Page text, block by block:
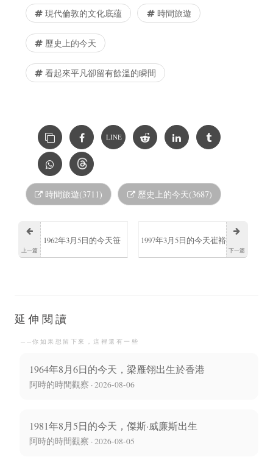
現代倫敦的文化底蘊 時間旅遊
歷史上的今天
看起來平凡卻留有餘溫的瞬間
LINE
時間旅遊(3711) 歷史上的今天(3687)
上一篇
1962年3月5日的今天笹
位生物學家和醫學家
下一篇
1997年3月5日的今天崔裕
延伸閱讀
──你如果想留下來，這裡還有一些
1964年8月6日的今天，梁雁翎出生於香港
阿時的時間觀察 · 2026-08-06
1981年8月5日的今天，傑斯·威廉斯出生
阿時的時間觀察 · 2026-08-05